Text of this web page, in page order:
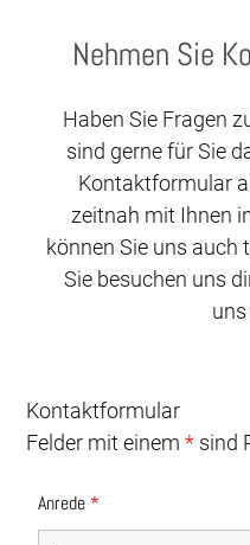
Nehmen Sie
Haben Sie Fragen
sind gerne für Sie
Kontaktformular
zeitnah mit Ihnen
können Sie uns auch
Sie besuchen uns
Kontaktformular
Felder mit einem* sind
Anrede *